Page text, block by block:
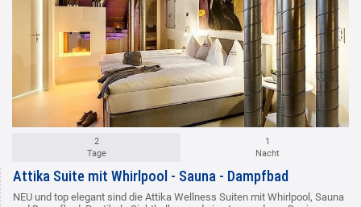
2
Tage
1
Nacht
Attika Suite mit Whirlpool - Sauna - Dampfbad
NEU und top elegant sind die Attika Wellness Suiten mit Whirlpool, Sauna